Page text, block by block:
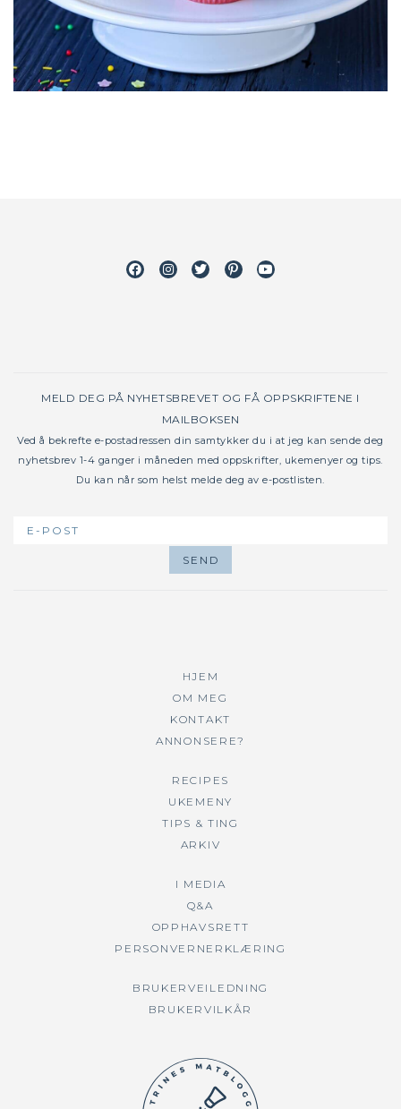
FacebookInstagram
TwitterPinterestYoutube
MELD DEG PÅ NYHETSBREVET OG FÅ OPPSKRIFTENE I
MAILBOKSEN
Ved å bekrefte e-postadressen din samtykker du i at jeg kan sende deg
nyhetsbrev 1-4 ganger i måneden med oppskrifter, ukemenyer og tips.
Du kan når som helst melde deg av e-postlisten.
HJEM
OM MEG
KONTAKT
ANNONSERE?
RECIPES
UKEMENY
TIPS & TING
ARKIV
I MEDIA
Q&A
OPPHAVSRETT
PERSONVERNERKLÆRING
BRUKERVEILEDNING
BRUKERVILKÅR